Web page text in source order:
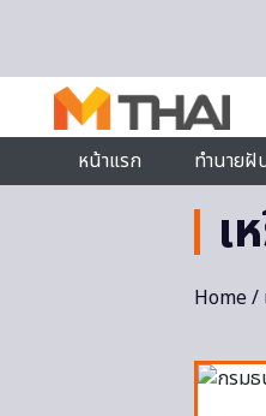
หน้าแรก
ทำนายฝั
เ
Home/